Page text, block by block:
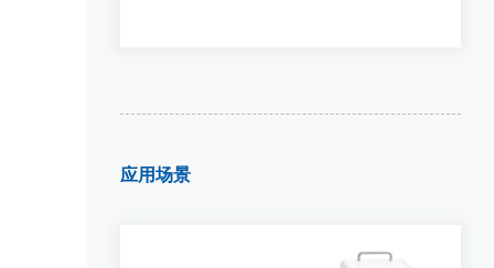
应用场景